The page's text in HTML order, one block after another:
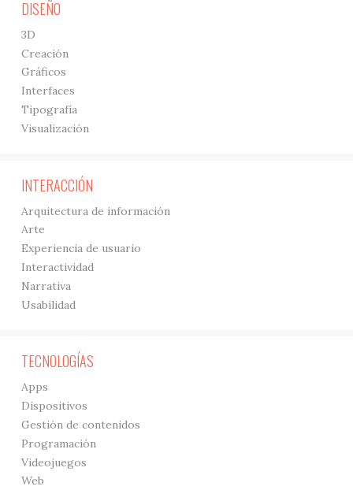
DISEÑO
3D
Creación
Gráficos
Interfaces
Tipografía
Visualización
INTERACCIÓN
Arquitectura de información
Arte
Experiencia de usuario
Interactividad
Narrativa
Usabilidad
TECNOLOGÍAS
Apps
Dispositivos
Gestión de contenidos
Programación
Videojuegos
Web